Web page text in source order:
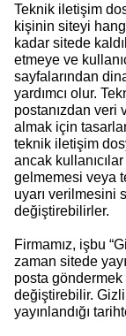
Teknik iletişim
kişinin siteyi
kadar sitede
etmeye ve
sayfalarından
yardımcı olur.
postanızdan veri
almak için
teknik iletişim
ancak
gelmemesi veya
uyarı verilmesini
değiştirebilirler.
Firmamız, işbu
zaman sitede
posta
değiştirebilir.
yayınlandığı